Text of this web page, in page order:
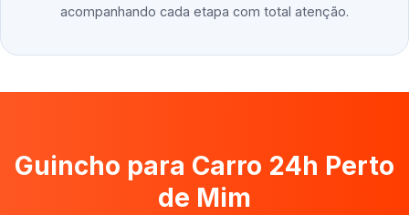
acompanhando cada etapa com total atenção.
Guincho para Carro 24h Perto
de Mim